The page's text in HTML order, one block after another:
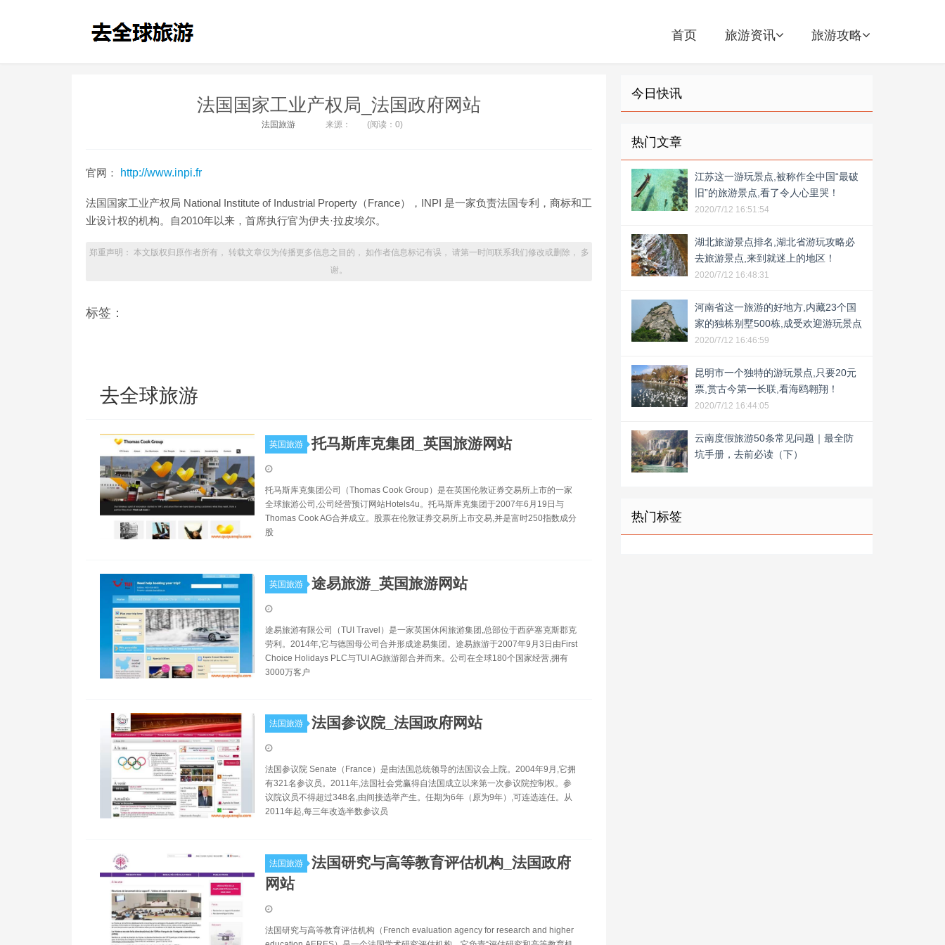
首页 旅游资讯 旅游攻略
法国国家工业产权局_法国政府网站
法国旅游 来源： (阅读：0)
官网： http://www.inpi.fr
法国国家工业产权局 National Institute of Industrial Property（France），INPI 是一家负责法国专利，商标和工
业设计权的机构。自2010年以来，首席执行官为伊夫·拉皮埃尔。
郑重声明： 本文版权归原作者所有， 转载文章仅为传播更多信息之目的， 如作者信息标记有误， 请第一时间联系我们修改或删除， 多
谢。
标签：
去全球旅游
英国旅游 托马斯库克集团_英国旅游网站
托马斯库克集团公司（Thomas Cook Group）是在英国伦敦证券交易所上市的一家
全球旅游公司,公司经营预订网站Hotels4u。托马斯库克集团于2007年6月19日与
Thomas Cook AG合并成立。股票在伦敦证券交易所上市交易,并是富时250指数成分
股
英国旅游 途易旅游_英国旅游网站
途易旅游有限公司（TUI Travel）是一家英国休闲旅游集团,总部位于西萨塞克斯郡克
劳利。2014年,它与德国母公司合并形成途易集团。途易旅游于2007年9月3日由First
Choice Holidays PLC与TUI AG旅游部合并而来。公司在全球180个国家经营,拥有
3000万客户
法国旅游 法国参议院_法国政府网站
法国参议院 Senate（France）是由法国总统领导的法国议会上院。2004年9月,它拥
有321名参议员。2011年,法国社会党赢得自法国成立以来第一次参议院控制权。参
议院议员不得超过348名,由间接选举产生。任期为6年（原为9年）,可连选连任。从
2011年起,每三年改选半数参议员
法国旅游
法国研究与高等教育评估机构_法国政府
网站
法国研究与高等教育评估机构（French evaluation agency for research and higher
今日快讯
热门文章
江苏这一游玩景点,被称作全中国“最破
旧”的旅游景点,看了令人心里哭！
2020/7/12 16:51:54
湖北旅游景点排名,湖北省游玩攻略必
去旅游景点,来到就迷上的地区！
2020/7/12 16:48:31
河南省这一旅游的好地方,内藏23个国
家的独栋别墅500栋,成受欢迎游玩景点
2020/7/12 16:46:59
昆明市一个独特的游玩景点,只要20元
票,赏古今第一长联,看海鸥翱翔！
2020/7/12 16:44:05
云南度假旅游50条常见问题｜最全防
坑手册，去前必读（下）
热门标签